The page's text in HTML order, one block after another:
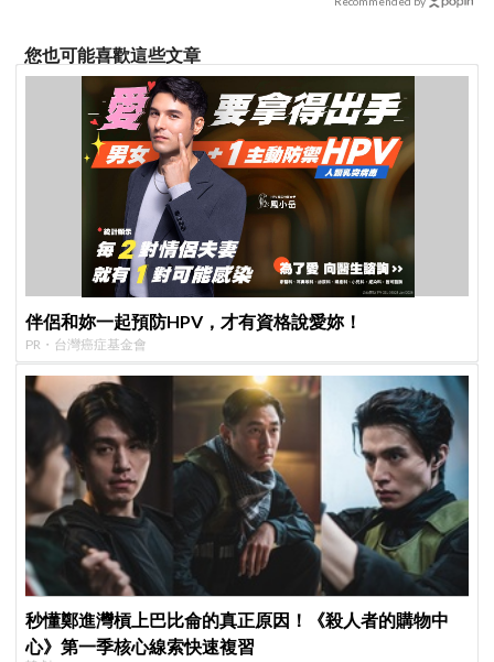
您也可能喜歡這些文章
伴侶和妳一起預防HPV，才有資格說愛妳！
PR・台灣癌症基金會
秒懂鄭進灣槓上巴比侖的真正原因！《殺人者的購物中
心》第一季核心線索快速複習